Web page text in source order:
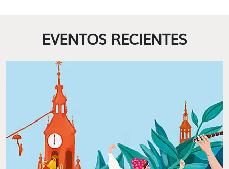
EVENTOS RECIENTES